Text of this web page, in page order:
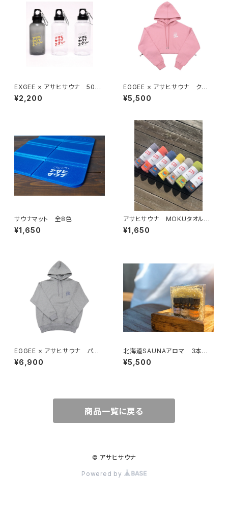
EXGEE × アサヒサウナ 500
mlドリンクボトル
¥2,200
EGGEE × アサヒサウナ クロッ
プドパーカー 全2色
¥5,500
サウナマット 全8色
¥1,650
アサヒサウナ MOKUタオル
全8色
¥1,650
EGGEE × アサヒサウナ パー
カー 全3色
¥6,900
北海道SAUNAアロマ 3本セッ
ト
¥5,500
商品一覧に戻る
© アサヒサウナ
Powered by